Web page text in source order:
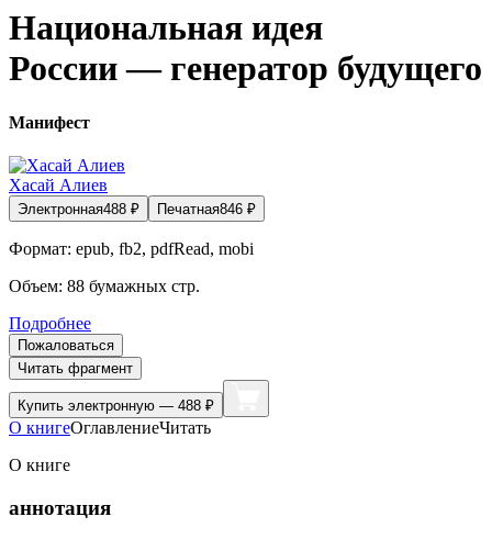
Национальная идея
России — генератор будущего
Манифест
Хасай Алиев
Электронная488 ₽ Печатная846 ₽
Формат: epub, fb2, pdfRead, mobi
Объем: 88 бумажных стр.
Подробнее
Пожаловаться
Читать фрагмент
Купить электронную — 488 ₽
О книгеОглавлениеЧитать
О книге
аннотация